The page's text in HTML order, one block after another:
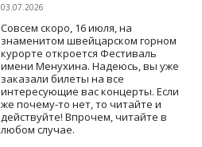
03.07.2026
Совсем скоро, 16 июля, на
знаменитом швейцарском горном
курорте откроется Фестиваль
имени Менухина. Надеюсь, вы уже
заказали билеты на все
интересующие вас концерты. Если
же почему-то нет, то читайте и
действуйте! Впрочем, читайте в
любом случае.